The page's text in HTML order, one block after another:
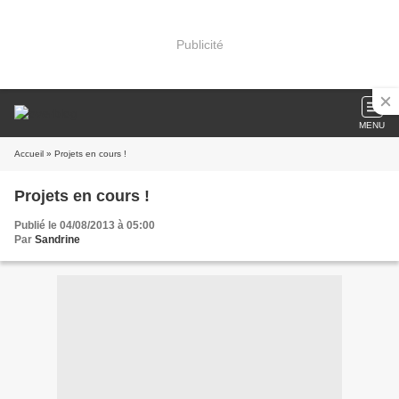
Publicité
MENU
Accueil » Projets en cours !
Projets en cours !
Publié le 04/08/2013 à 05:00
Par Sandrine